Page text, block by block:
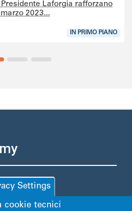
Lo short master course, con il
italiana per la cooperazione allo
- 70121 Bari
Settings
cookie tecnici